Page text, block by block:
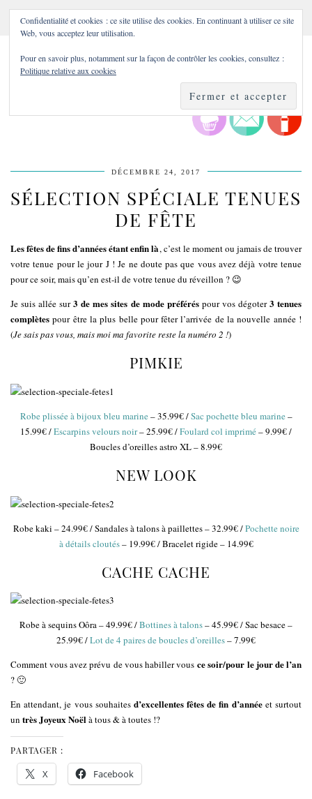
DÉCEMBRE 24, 2017
SÉLECTION SPÉCIALE TENUES
DE FÊTE
Les fêtes de fins d’années étant enfin là, c’est le moment ou jamais de trouver
votre tenue pour le jour J ! Je ne doute pas que vous avez déjà votre tenue
pour ce soir, mais qu’en est-il de votre tenue du réveillon ? 😉
Je suis allée sur3 de mes sites de mode préféréspour vos dégoter3 tenues
complètes pour être la plus belle pour fêter l’arrivée de la nouvelle année !
(Je sais pas vous, mais moi ma favorite reste la numéro 2 !)
PIMKIE
Robe plissée à bijoux bleu marine– 35.99€ /Sac pochette bleu marine–
15.99€ /Escarpins velours noir– 25.99€ /Foulard col imprimé– 9.99€ /
Boucles d’oreilles astro XL – 8.99€
NEW LOOK
Robe kaki – 24.99€ / Sandales à talons à paillettes – 32.99€ /Pochette noire
à détails cloutés– 19.99€ / Bracelet rigide – 14.99€
CACHE CACHE
Robe à sequins Oôra – 49.99€ /Bottines à talons– 45.99€ / Sac besace –
25.99€ /Lot de 4 paires de boucles d’oreilles– 7.99€
Comment vous avez prévu de vous habiller vousce soir/pour le jour de l’an
? 🙂
En attendant, je vous souhaites d’excellentes fêtes de fin d’annéeet surtout
un très Joyeux Noëlà tous & à toutes !?
PARTAGER :
X Facebook
Confidentialité et cookies : ce site utilise des cookies. En continuant à utiliser ce site
Web, vous acceptez leur utilisation.
Pour en savoir plus, notamment sur la façon de contrôler les cookies, consultez :
Politique relative aux cookies